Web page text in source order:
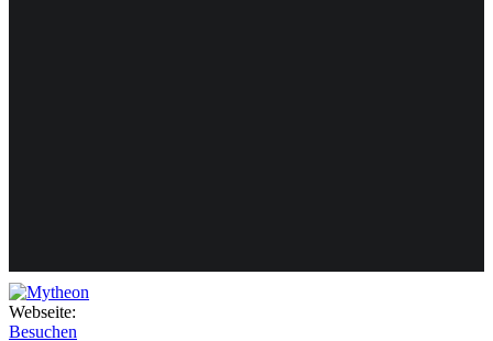
Webseite:
Besuchen